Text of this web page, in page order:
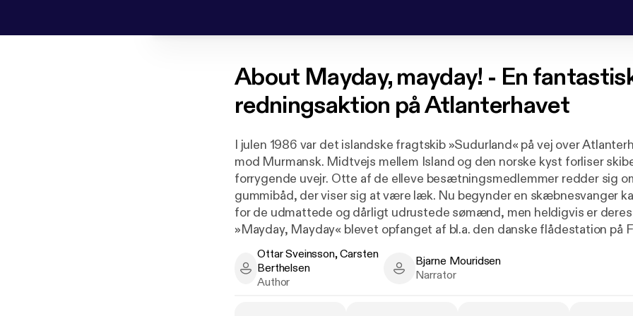
About Mayday, mayday! - En
redningsaktion på Atlanterhavet
I julen 1986 var det islandske fragtskib »Sudurland« på vej over
mod Murmansk. Midtvejs mellem Island og den norske kyst forliser
forrygende uvejr. Otte af de elleve besætningsmedlemmer redder sig
gummibåd, der viser sig at være læk. Nu begynder en skæbnesvanger
for de udmattede og dårligt udrustede sømænd, men heldigvis er
»Mayday, Mayday« blevet opfanget af bl.a. den danske flådestation på
Fregatten »Vædderen« stævner straks ud på det kulsorte og stormfulde
med en helikopter. Fem af de islandske sømænd bliver reddet efter en
livsfarlig undsætning på det frådende hav.
Ottar Sveinsson, Carsten Berthelsen - Author
Ottar Sveinsson, Carsten
Berthelsen
Author
Bjarne Mouridsen - Narrator
Bjarne Mouridsen
Narrator